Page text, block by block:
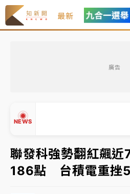
最新
廣告
NEWS
《知新聞》揭「運科計畫」人
究！遭監委質疑
台股處置新制明天上路 4大鬆
聯發科強勢翻紅飆近
186點 台積電重挫